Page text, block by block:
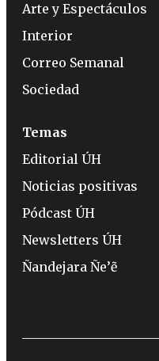
Arte y Espectáculos
Interior
Correo Semanal
Sociedad
Temas
Editorial ÚH
Noticias positivas
Pódcast ÚH
Newsletters ÚH
Ñandejara Ñe’ẽ